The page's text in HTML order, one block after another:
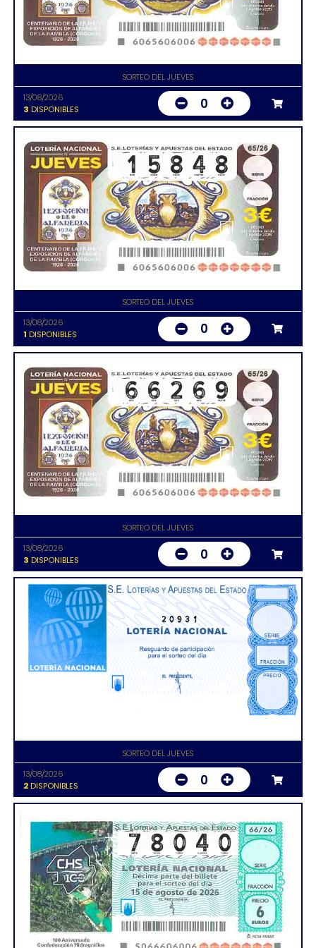
SORTEO DEL JUEVES
13/08/2026
3 DISPONIBLES 0
SORTEO DEL JUEVES
13/08/2026
1 DISPONIBLES 0
SORTEO DEL JUEVES
13/08/2026
3 DISPONIBLES 0
20931
SORTEO DEL JUEVES
13/08/2026
2DISPONIBLES 0